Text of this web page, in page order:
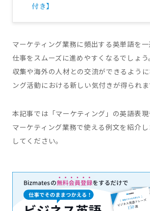
付き】
マーケティング業務に頻出する英単語を一
仕事をスムーズに進めやすくなるでしょ
収集や海外の人材との交流ができるよう
ング活動における新しい気付きが得られま
本記事では「マーケティング」の英語表現
マーケティング業務で使える例文を紹介
してください。